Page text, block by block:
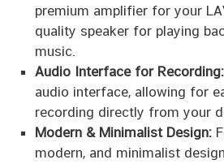
premium amplifier for your
quality speaker for playing
music.
Audio Interface for Recording:
audio interface, allowing for
recording directly from your
Modern & Minimalist Design:
modern, and minimalist